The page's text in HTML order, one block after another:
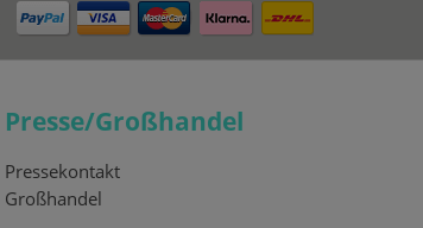
Presse/Großhandel
Pressekontakt
Großhandel